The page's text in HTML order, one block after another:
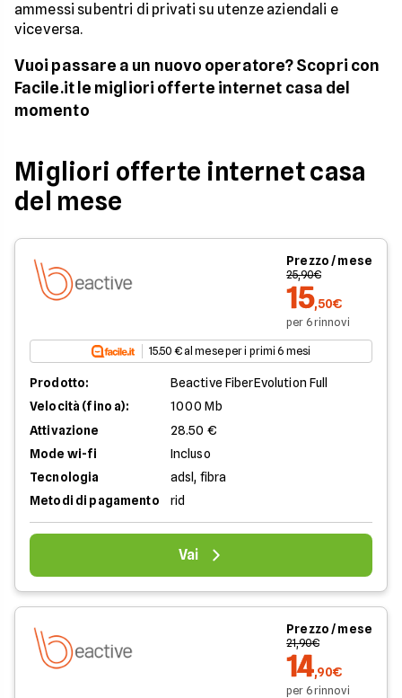
ammessi subentri di privati su utenze aziendali e
viceversa.
Vuoi passare a un nuovo operatore? Scopri con
Facile.it le migliori offerte internet casa del
momento
Migliori offerte internet casa
del mese
Prezzo / mese
25,90€
15,50€
per 6 rinnovi
15.50 € al mese per i primi 6 mesi
Prodotto:
Beactive FiberEvolution Full
Velocità (fino a):
1000 Mb
Attivazione
28.50 €
Mode wi-fi
Incluso
Tecnologia
adsl, fibra
Metodi di pagamento
rid
Vai
Prezzo / mese
21,90€
14,90€
per 6 rinnovi